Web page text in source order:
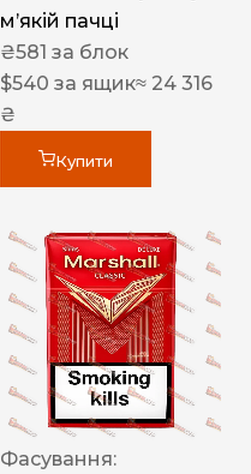
м’якій пачці
₴581 за блок
$540 за ящик≈ 24 316
₴
Купити
Фасування: